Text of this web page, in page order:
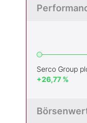
Serco Group
+26,77 %